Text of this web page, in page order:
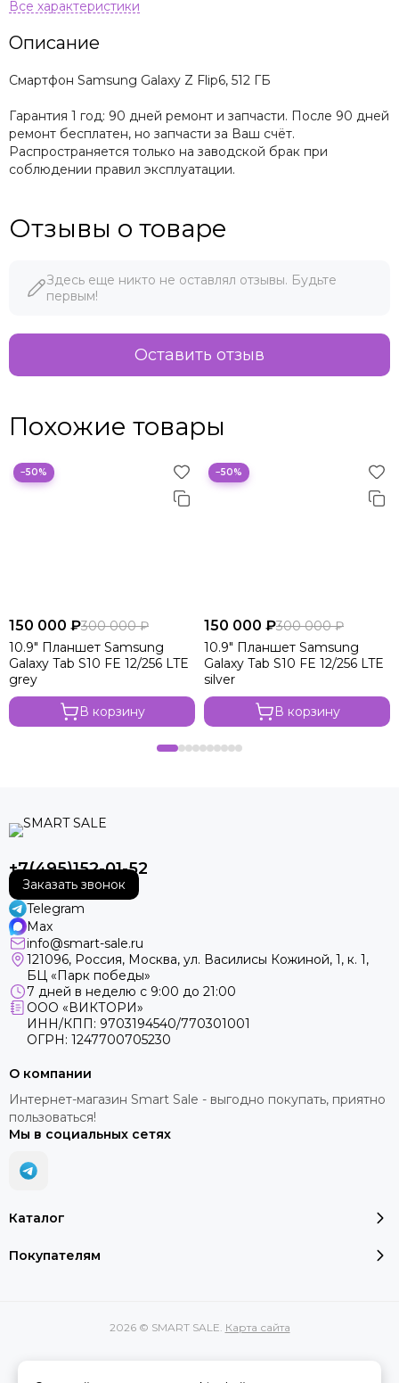
Описание
Смартфон Samsung Galaxy Z Flip6, 512 ГБ
Гарантия 1 год: 90 дней ремонт и запчасти. После 90 дней
ремонт бесплатен, но запчасти за Ваш счёт.
Распространяется только на заводской брак при
соблюдении правил эксплуатации.
Отзывы о товаре
Здесь еще никто не оставлял отзывы. Будьте
первым!
Оставить отзыв
Похожие товары
−50%
150 000 ₽300 000 ₽
10.9" Планшет Samsung
Galaxy Tab S10 FE 12/256 LTE
grey
В корзину
−50%
150 000 ₽300 000 ₽
10.9" Планшет Samsung
Galaxy Tab S10 FE 12/256 LTE
silver
В корзину
+7(495)152-01-52
Заказать звонок
Telegram
Max
info@smart-sale.ru
121096, Россия, Москва, ул. Василисы Кожиной, 1, к. 1,
БЦ «Парк победы»
7 дней в неделю с 9:00 до 21:00
ООО «ВИКТОРИ»
ИНН/КПП: 9703194540/770301001
ОГРН: 1247700705230
Каталог
Покупателям
О компании
Интернет-магазин Smart Sale - выгодно покупать, приятно
пользоваться!
Мы в социальных сетях
2026 © SMART SALE. Карта сайта